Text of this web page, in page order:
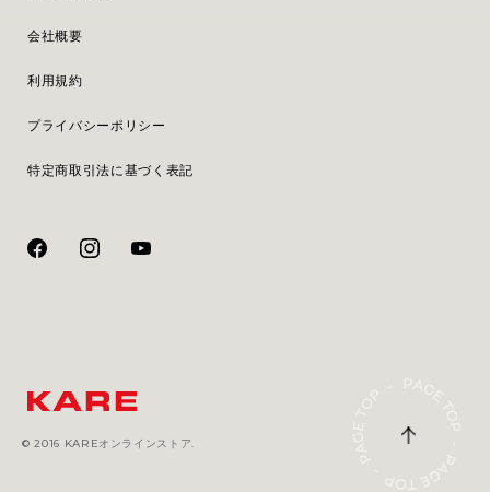
会社概要
利用規約
プライバシーポリシー
特定商取引法に基づく表記
© 2016 KAREオンラインストア.